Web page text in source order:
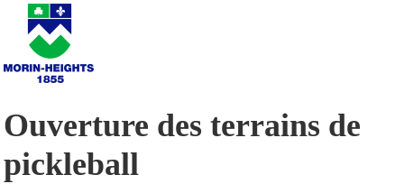
Ouverture des terrains de
pickleball